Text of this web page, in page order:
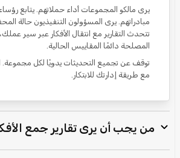
يرى مالكو المجموعات أداء حملاتهم. يتابع
مبادراتهم. يرى المسؤولون التنفيذيون حالة
تتحدث التقارير مع انتقال الأفكار عبر سير
المصلحة دائمًا المقاييس الحالية.
توقف عن تجميع التحديثات يدويًا لكل مجموعة.
مع طريقة إدارتك للابتكار.
من يجب أن يرى تقارير جمع